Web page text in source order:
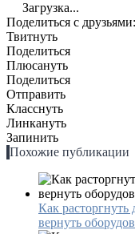
Загрузка...
Поделиться с друзьями:
Твитнуть
Поделиться
Плюсануть
Поделиться
Отправить
Класснуть
Линкануть
Запинить
Похожие публикации
Как расторгнуть
вернуть